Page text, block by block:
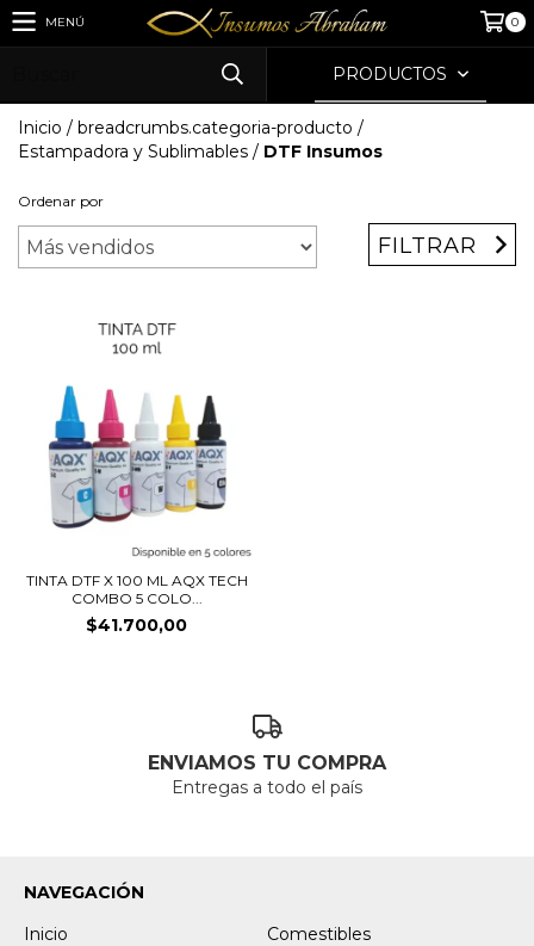
MENÚ 0
PRODUCTOS
Inicio / breadcrumbs.categoria-producto /
Estampadora y Sublimables / DTF Insumos
Ordenar por
FILTRAR
TINTA DTF X 100 ML AQX TECH
COMBO 5 COLO...
$41.700,00
ENVIAMOS TU COMPRA
Entregas a todo el país
NAVEGACIÓN
Inicio
Comestibles